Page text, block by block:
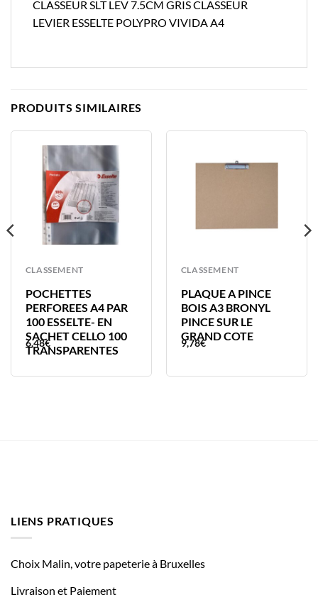
CLASSEUR SLT LEV 7.5CM GRIS CLASSEUR
LEVIER ESSELTE POLYPRO VIVIDA A4
PRODUITS SIMILAIRES
CLASSEMENT
POCHETTES
PERFOREES A4 PAR
100 ESSELTE- EN
SACHET CELLO 100
TRANSPARENTES
6,48€
CLASSEMENT
PLAQUE A PINCE
BOIS A3 BRONYL
PINCE SUR LE
GRAND COTE
9,78€
LIENS PRATIQUES
Choix Malin, votre papeterie à Bruxelles
Livraison et Paiement